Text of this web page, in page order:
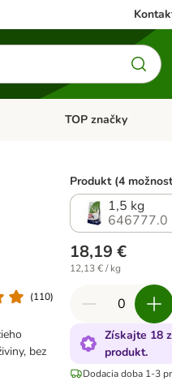
Otvoriť menu: Kone
TOP značky
(110)
bez
Produkt (4
1,5 kg
646777.0
18,19 €
12,13 € / kg
Získajte 18
produkt.
Dodacia doba 1-3